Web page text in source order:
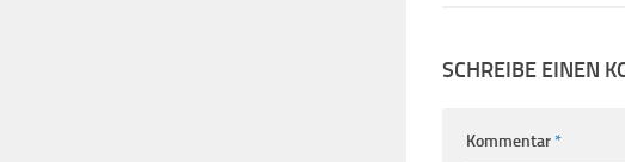
SCHREIBE EINEN
Kommentar*